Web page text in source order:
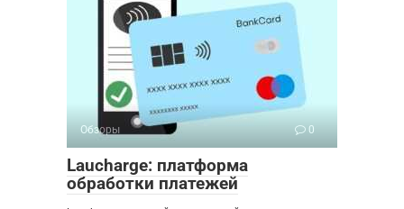
Обзоры 0
Laucharge: платформа
обработки платежей